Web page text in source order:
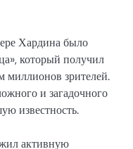
Хардина было
который получил
зрителей.
и загадочного
известность.
активную